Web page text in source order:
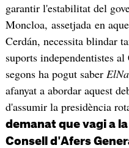
garantir l'estabilitat del
Moncloa, assetjada en
Cerdán, necessita blindar
suports independentistes
segons ha pogut saber
afanyat a abordar aquest
d'assumir la presidència
demanat que vagi a
Consell d'Afers